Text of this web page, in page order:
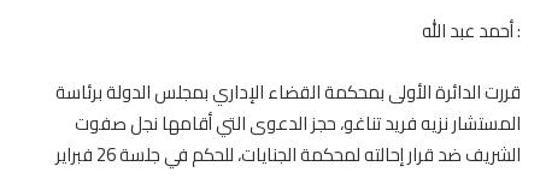
: أحمد عبد الله
قررت الدائرة الأولى بمحكمة القضاء الإداري بمجلس الدولة برئاسة
المستشار نزيه فريد تناغو، حجز الدعوى التي أقامها نجل صفوت
الشريف ضد قرار إحالته لمحكمة الجنايات، للحكم في جلسة 26 فبراير